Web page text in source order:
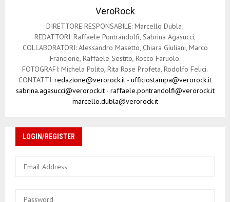
o
l
VeroRock
DIRETTORE RESPONSABILE: Marcello Dubla;
REDATTORI: Raffaele Pontrandolfi, Sabrina Agasucci,
COLLABORATORI: Alessandro Masetto, Chiara Giuliani, Marco
Francione, Raffaele Sestito, Rocco Faruolo.
FOTOGRAFI: Michela Polito, Rita Rose Profeta, Rodolfo Felici.
CONTATTI: redazione@verorock.it - ufficiostampa@verorock.it
sabrina.agasucci@verorock.it- raffaele.pontrandolfi@verorock.it
marcello.dubla@verorock.it
LOGIN/REGISTER